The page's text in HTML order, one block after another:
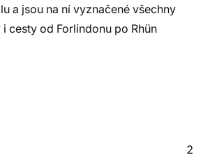
a jsou na ní vyznačené všechny
cesty od Forlindonu po Rhün
2